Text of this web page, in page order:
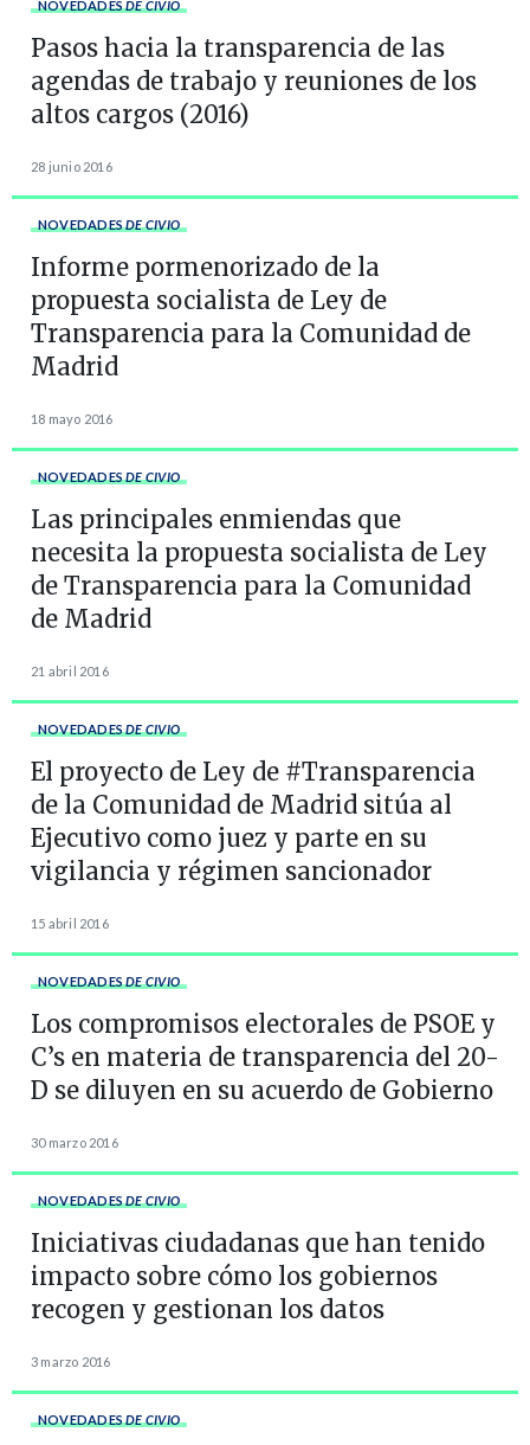
NOVEDADES DE CIVIO
Pasos hacia la transparencia de las
agendas de trabajo y reuniones de los
altos cargos (2016)
28 junio 2016
NOVEDADES DE CIVIO
Informe pormenorizado de la
propuesta socialista de Ley de
Transparencia para la Comunidad de
Madrid
18 mayo 2016
NOVEDADES DE CIVIO
Las principales enmiendas que
necesita la propuesta socialista de Ley
de Transparencia para la Comunidad
de Madrid
21 abril 2016
NOVEDADES DE CIVIO
El proyecto de Ley de #Transparencia
de la Comunidad de Madrid sitúa al
Ejecutivo como juez y parte en su
vigilancia y régimen sancionador
15 abril 2016
NOVEDADES DE CIVIO
Los compromisos electorales de PSOE y
C’s en materia de transparencia del 20-
D se diluyen en su acuerdo de Gobierno
30 marzo 2016
NOVEDADES DE CIVIO
Iniciativas ciudadanas que han tenido
impacto sobre cómo los gobiernos
recogen y gestionan los datos
3 marzo 2016
NOVEDADES DE CIVIO